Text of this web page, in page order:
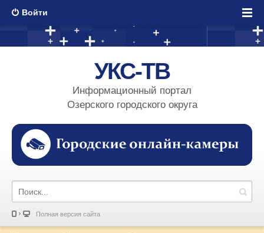
Войти
УКС-ТВ
Информационный портал
Озерского городского округа
Полная версия сайта